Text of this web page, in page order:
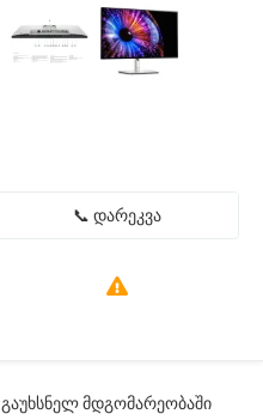
📞 დარეკვა
გაუხსნელ მდგომარეობაში